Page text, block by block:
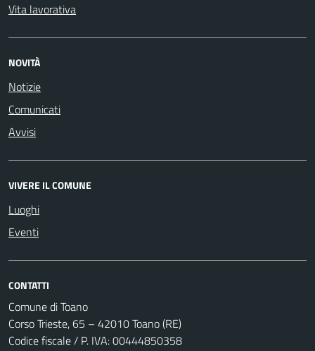
Vita lavorativa
NOVITÀ
Notizie
Comunicati
Avvisi
VIVERE IL COMUNE
Luoghi
Eventi
CONTATTI
Comune di Toano
Corso Trieste, 65 – 42010 Toano (RE)
Codice fiscale / P. IVA: 00444850358